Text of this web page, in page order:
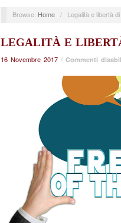
Browse: Home / Legalità e libertà
LEGALITÀ E
16 Novembre 2017 / Commenti